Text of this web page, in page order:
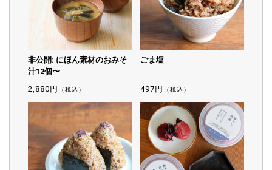
非公開: にほん素材のおみそ
汁12個〜
2,880円
（税込）
ごま塩
497円 （税込）